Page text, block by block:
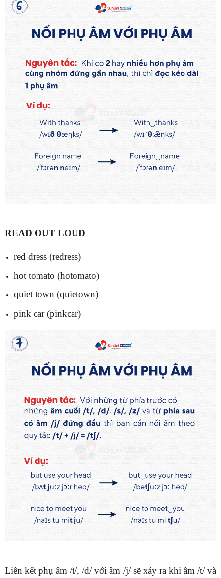
READ OUT LOUD
red dress (redress)
hot tomato (hotomato)
quiet town (quietown)
pink car (pinkcar)
Liên kết phụ âm /t/, /d/ với âm /j/ sẽ xảy ra khi âm /t/ và